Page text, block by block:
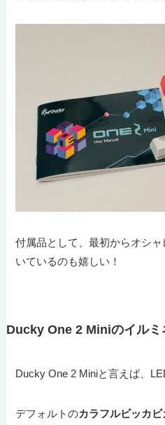
付属品として、最初からオシ
いているのも嬉しい！
Ducky One 2 Miniのイルミ
Ducky One 2 Miniと言えば、
デフォルトのカラフルビッカ